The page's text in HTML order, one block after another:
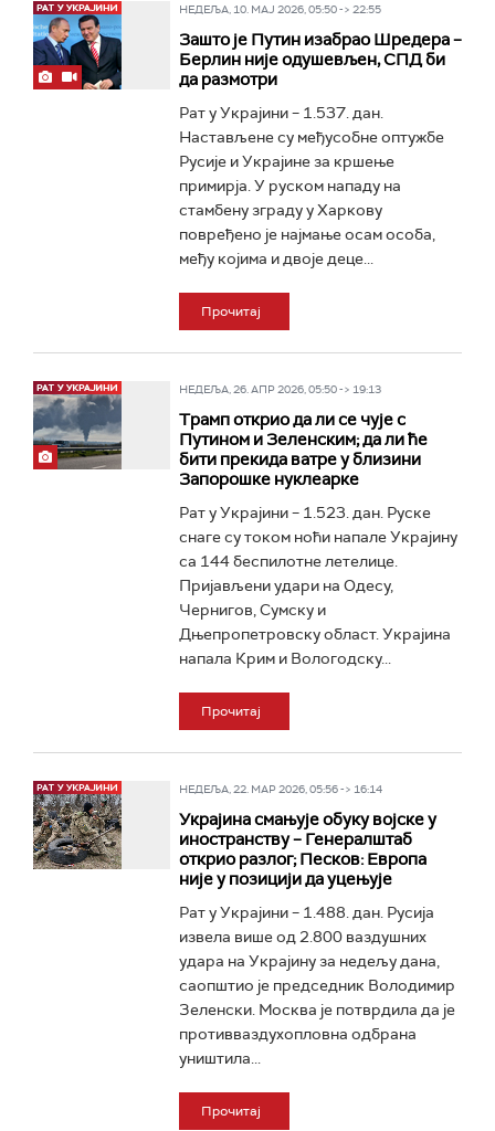
НЕДЕЉА, 10. МАЈ 2026, 05:50 -> 22:55
Зашто је Путин изабрао Шредера –
Берлин није одушевљен, СПД би
да размотри
Рат у Украјини – 1.537. дан.
Настављене су међусобне оптужбе
Русије и Украјине за кршење
примирја. У руском нападу на
стамбену зграду у Харкову
повређено је најмање осам особа,
међу којима и двоје деце...
Прочитај
НЕДЕЉА, 26. АПР 2026, 05:50 -> 19:13
Трамп открио да ли се чује с
Путином и Зеленским; да ли ће
бити прекида ватре у близини
Запорошке нуклеарке
Рат у Украјини – 1.523. дан. Руске
снаге су током ноћи напале Украјину
са 144 беспилотне летелице.
Пријављени удари на Одесу,
Чернигов, Сумску и
Дњепропетровску област. Украјина
напала Крим и Вологодску...
Прочитај
НЕДЕЉА, 22. МАР 2026, 05:56 -> 16:14
Украјина смањује обуку војске у
иностранству – Генералштаб
открио разлог; Песков: Европа
није у позицији да уцењује
Рат у Украјини – 1.488. дан. Русија
извела више од 2.800 ваздушних
удара на Украјину за недељу дана,
саопштио је председник Володимир
Зеленски. Москва је потврдила да је
противваздухопловна одбрана
уништила...
Прочитај